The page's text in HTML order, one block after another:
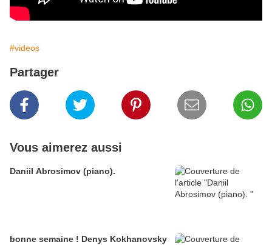
#videos
Partager
Vous aimerez aussi
Daniil Abrosimov (piano).
bonne semaine ! Denys Kokhanovsky